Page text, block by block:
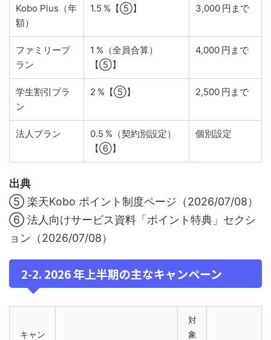
Kobo Plus（年
額）
1.5 %【⑤】 3,000 円まで
ファミリープ
ラン
1 %（全員合算）
【⑤】
4,000 円まで
学生割引プラ
ン
2 %【⑤】 2,500 円まで
法人プラン
0.5 %（契約別設定）
【⑥】
個別設定
出典
⑤ 楽天Kobo ポイント制度ページ（2026/07/08）
⑥ 法人向けサービス資料「ポイント特典」セクシ
ョン（2026/07/08）
2‑2. 2026 年上半期の主なキャンペーン
キャン
対
象